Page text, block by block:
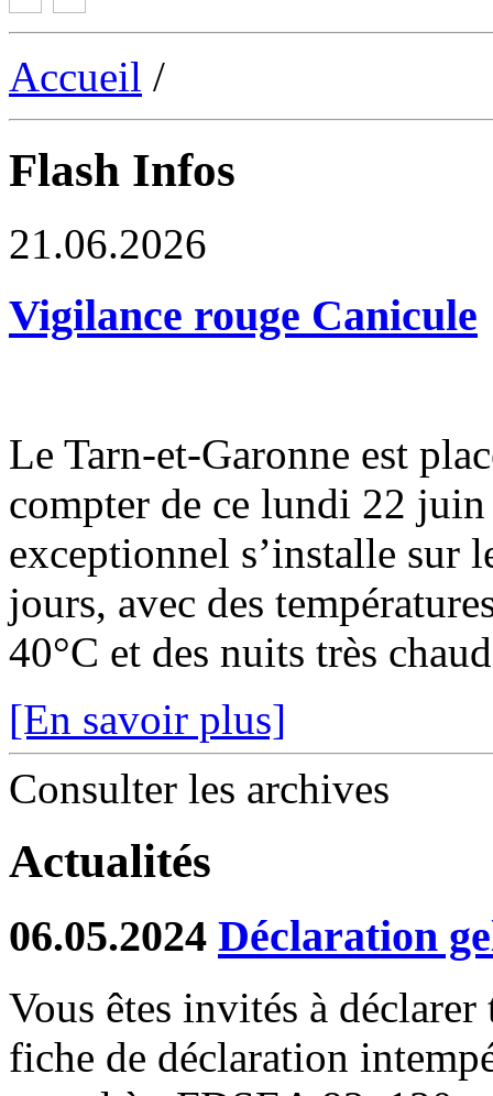
Accueil /
Flash Infos
21.06.2026
Vigilance rouge Canicule
Le Tarn-et-Garonne est
compter de ce lundi 22
exceptionnel s’installe sur
jours, avec des
40°C et des nuits très
[En savoir plus]
Consulter les archives
Actualités
06.05.2024 Déclaration
Vous êtes invités à
fiche de déclaration